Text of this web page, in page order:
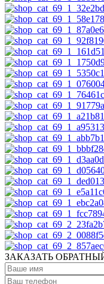
ЗАКАЗАТЬ